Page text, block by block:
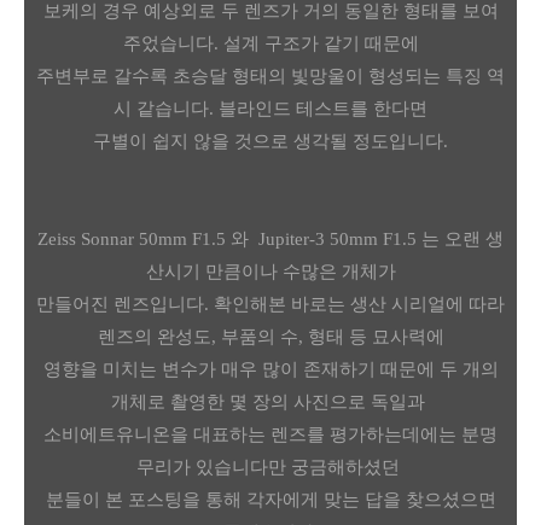
보케의 경우 예상외로 두 렌즈가 거의 동일한 형태를 보여
주었습니다. 설계 구조가 같기 때문에
주변부로 갈수록 초승달 형태의 빛망울이 형성되는 특징 역
시 같습니다. 블라인드 테스트를 한다면
구별이 쉽지 않을 것으로 생각될 정도입니다.
Zeiss Sonnar 50mm F1.5 와 Jupiter-3 50mm F1.5 는 오랜 생
산시기 만큼이나 수많은 개체가
만들어진 렌즈입니다. 확인해본 바로는 생산 시리얼에 따라
렌즈의 완성도, 부품의 수, 형태 등 묘사력에
영향을 미치는 변수가 매우 많이 존재하기 때문에 두 개의
개체로 촬영한 몇 장의 사진으로 독일과
소비에트유니온을 대표하는 렌즈를 평가하는데에는 분명
무리가 있습니다만 궁금해하셨던
분들이 본 포스팅을 통해 각자에게 맞는 답을 찾으셨으면